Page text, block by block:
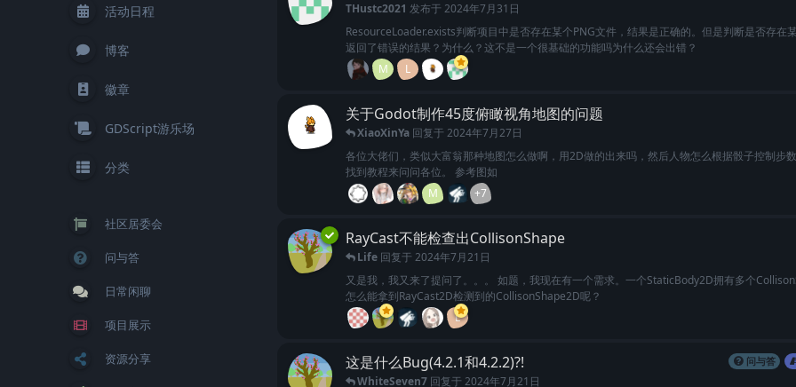
活动日程
博客
徽章
GDScript游乐场
分类
社区居委会
问与答
日常闲聊
项目展示
资源分享
THustc2021 发布于 2024年7月31日
ResourceLoader.exists判断项目中是否存在某个PNG文件，结果是正确的。但是判断是否存在
返回了错误的结果？为什么？这不是一个很基础的功能吗为什么还会出错？
M
L
关于Godot制作45度俯瞰视角地图的问题
XiaoXinYa 回复于 2024年7月27日
各位大佬们，类似大富翁那种地图怎么做啊，用2D做的出来吗，然后人物怎么根据骰子控制步
找到教程来问问各位。 参考图如
M
+7
RayCast不能检查出CollisonShape
Life 回复于 2024年7月21日
又是我，我又来了提问了。。。 如题，我现在有一个需求。一个StaticBody2D拥有多个
怎么能拿到RayCast2D检测到的CollisonShape2D呢？
L
这是什么Bug(4.2.1和4.2.2)?! 问与答
WhiteSeven7 回复于 2024年7月21日